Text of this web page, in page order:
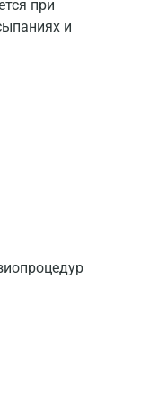
при
и